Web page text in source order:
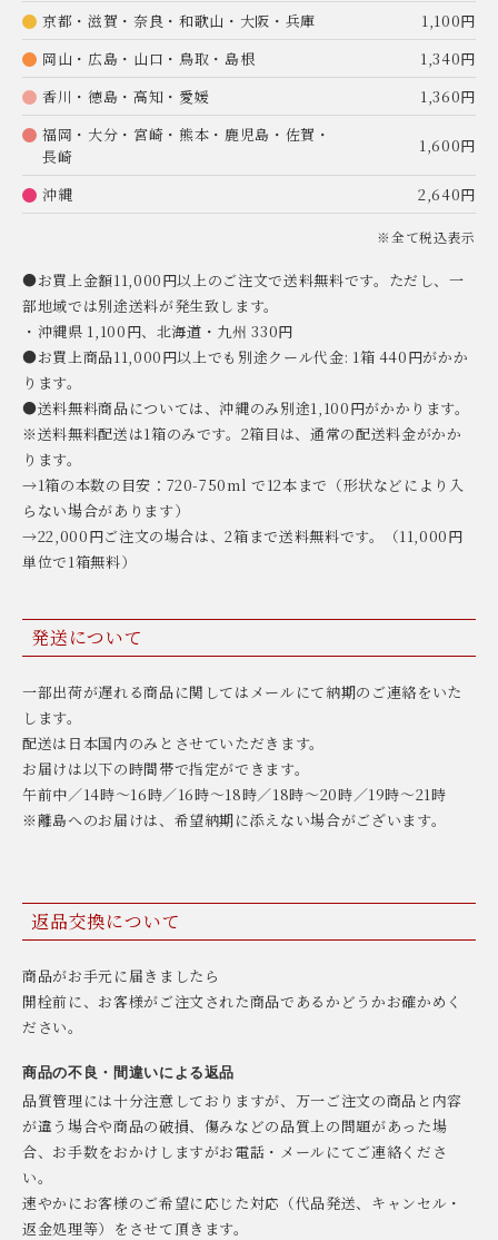
京都・滋賀・奈良・和歌山・大阪・兵庫
1,100円
岡山・広島・山口・鳥取・島根
1,340円
香川・徳島・高知・愛媛
1,360円
福岡・大分・宮崎・熊本・鹿児島・佐賀・
長崎
1,600円
沖縄 2,640円
※全て税込表示
●お買上金額11,000円以上のご注文で送料無料です。ただし、一
部地域では別途送料が発生致します。
・沖縄県 1,100円、北海道・九州 330円
●お買上商品11,000円以上でも別途クール代金: 1箱 440円がかか
ります。
●送料無料商品については、沖縄のみ別途1,100円がかかります。
※送料無料配送は1箱のみです。2箱目は、通常の配送料金がかか
ります。
→1箱の本数の目安：720-750ml で12本まで（形状などにより入
らない場合があります）
→22,000円ご注文の場合は、2箱まで送料無料です。（11,000円
単位で1箱無料）
発送について
一部出荷が遅れる商品に関してはメールにて納期のご連絡をいた
します。
配送は日本国内のみとさせていただきます。
お届けは以下の時間帯で指定ができます。
午前中／14時〜16時／16時〜18時／18時〜20時／19時〜21時
※離島へのお届けは、希望納期に添えない場合がございます。
返品交換について
商品がお手元に届きましたら
開栓前に、お客様がご注文された商品であるかどうかお確かめく
ださい。
商品の不良・間違いによる返品
品質管理には十分注意しておりますが、万一ご注文の商品と内容
が違う場合や商品の破損、傷みなどの品質上の問題があった場
合、お手数をおかけしますがお電話・メールにてご連絡くださ
い。
速やかにお客様のご希望に応じた対応（代品発送、キャンセル・
返金処理等）をさせて頂きます。